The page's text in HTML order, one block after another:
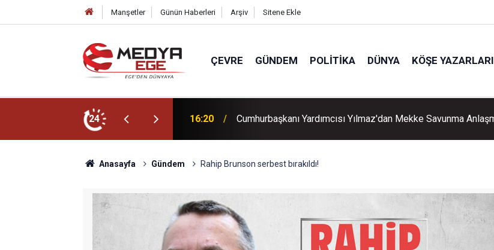
Manşetler Günün Haberleri Arşiv Sitene Ekle
ÇEVRE GÜNDEM POLITIKA DÜNYA KÖŞE YAZARLARI
24
Mekke Savunma Anlaşması açıklaması 16:10 AHBAP Derneği yönetimine üç kişilik kayyım heyeti atandı
Anasayfa Gündem Rahip Brunson serbest bırakıldı!